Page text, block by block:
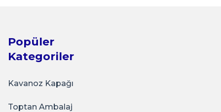
Popüler
Kategoriler
Kavanoz Kapağı
Toptan Ambalaj